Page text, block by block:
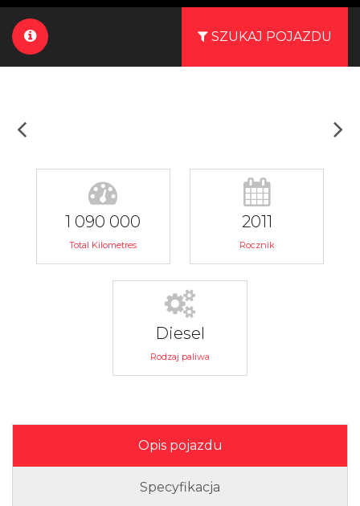
SZUKAJ POJAZDU
1 090 000
Total Kilometres
2011
Rocznik
Diesel
Rodzaj paliwa
Opis pojazdu
Specyfikacja